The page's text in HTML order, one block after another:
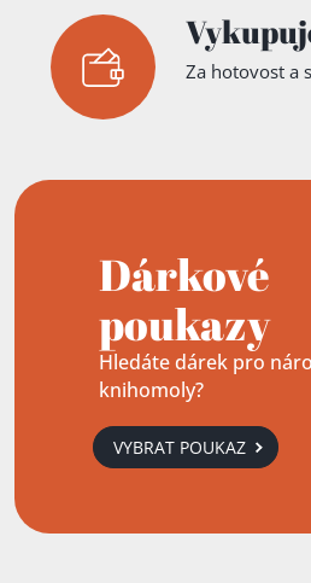
Za hotovost a
Dárkové
poukazy
Hledáte dárek pro
knihomoly?
VYBRAT POUKAZ